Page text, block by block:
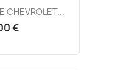
CHEVROLET...
€